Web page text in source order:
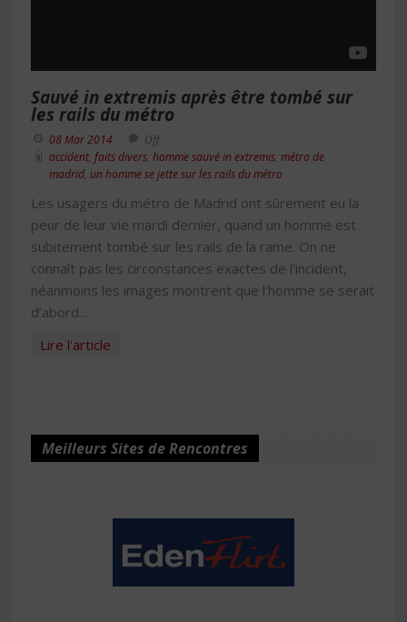
Sauvé in extremis après être tombé sur
les rails du métro
08 Mar 2014
Off
accident faits divers homme sauvé in extremis métro de
madrid un homme se jette sur les rails du métro
Les usagers du métro de Madrid ont sûrement eu la
peur de leur vie mardi dernier, quand un homme est
subitement tombé sur les rails de la rame. On ne
connaît pas les circonstances exactes de l’incident,
néanmoins les images montrent que l’homme se serait
d’abord...
Lire l'article
Meilleurs Sites de Rencontres